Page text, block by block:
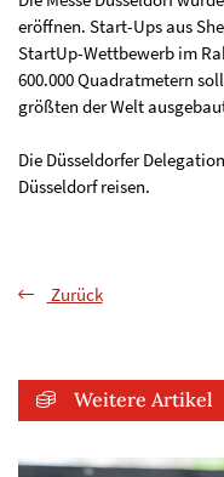
eröffnen. Start-Ups aus
StartUp-Wettbewerb im
600.000 Quadratmetern
größten der Welt
Die Düsseldorfer
Düsseldorf reisen.
Zurück
Weitere Artikel